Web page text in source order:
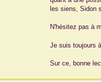
les siens, Sidon
N'hésitez pas à
Je suis toujours
Sur ce, bonne